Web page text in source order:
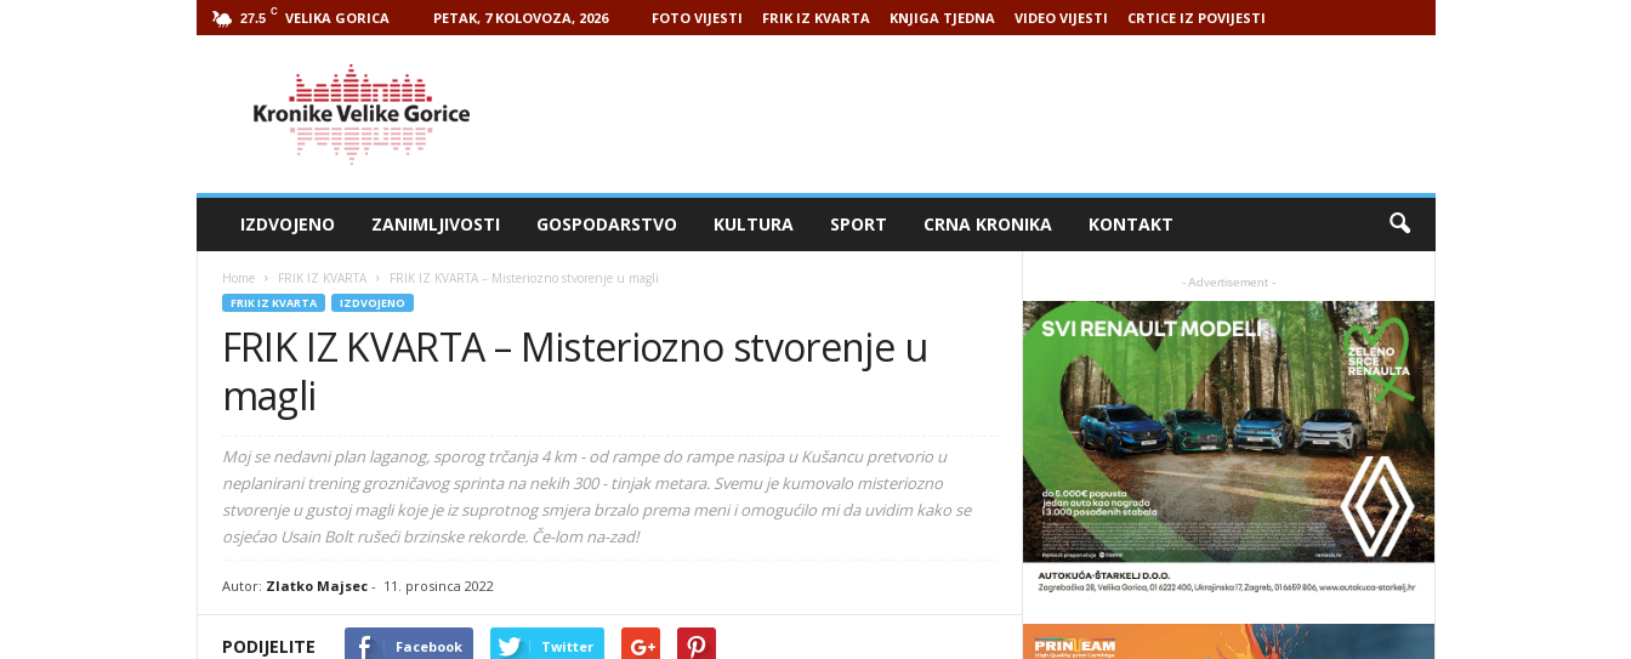
27.5 C VELIKA GORICA PETAK, 7 KOLOVOZA, 2026 FOTO VIJESTI FRIK IZ KVARTA KNJIGA TJEDNA VIDEO VIJESTI CRTICE IZ POVIJESTI
IZDVOJENO ZANIMLJIVOSTI GOSPODARSTVO KULTURA SPORT CRNA KRONIKA KONTAKT
Home FRIK IZ KVARTA FRIK IZ KVARTA – Misteriozno stvorenje u magli
FRIK IZ KVARTA IZDVOJENO
FRIK IZ KVARTA – Misteriozno stvorenje u
magli
Moj se nedavni plan laganog, sporog trčanja 4 km - od rampe do rampe nasipa u Kušancu pretvorio u
neplanirani trening grozničavog sprinta na nekih 300 - tinjak metara. Svemu je kumovalo misteriozno
stvorenje u gustoj magli koje je iz suprotnog smjera brzalo prema meni i omogućilo mi da uvidim kako se
osjećao Usain Bolt rušeći brzinske rekorde. Če-lom na-zad!
Autor: Zlatko Majsec- 11. prosinca 2022
PODIJELITE Facebook Twitter
- Advertisement -